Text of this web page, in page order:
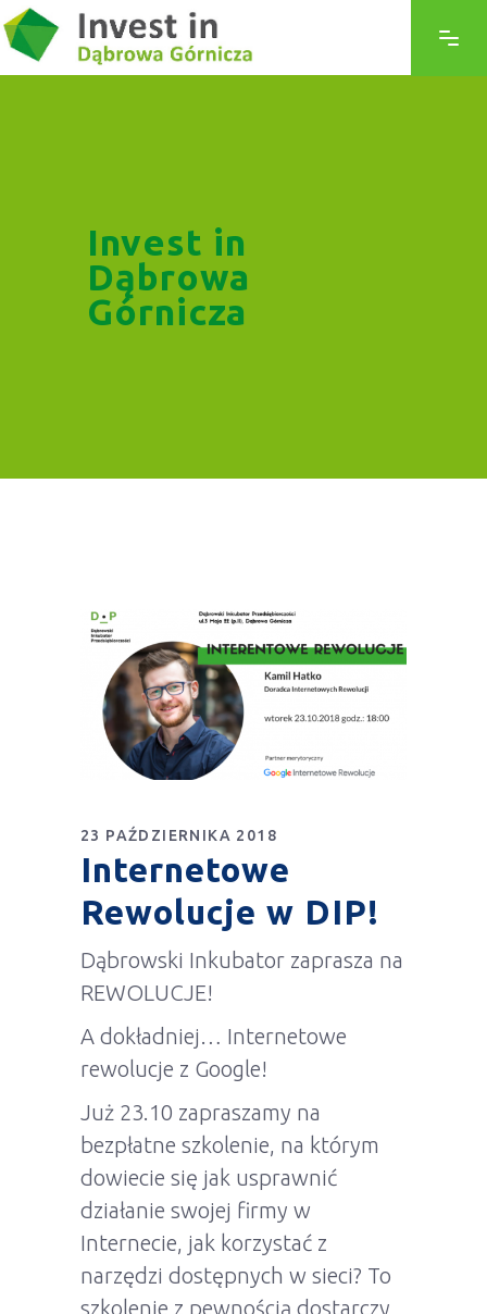
Invest in
Dąbrowa
Górnicza
23 PAŹDZIERNIKA 2018
Internetowe
Rewolucje w DIP!
Dąbrowski Inkubator zaprasza na
REWOLUCJE!
A dokładniej… Internetowe
rewolucje z Google!
Już 23.10 zapraszamy na
bezpłatne szkolenie, na którym
dowiecie się jak usprawnić
działanie swojej firmy w
Internecie, jak korzystać z
narzędzi dostępnych w sieci? To
szkolenie z pewnością dostarczy